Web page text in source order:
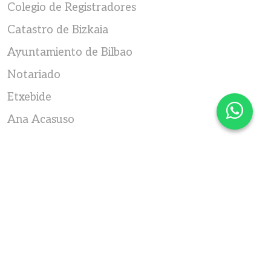
Colegio de Registradores
Catastro de Bizkaia
Ayuntamiento de Bilbao
Notariado
Etxebide
Ana Acasuso